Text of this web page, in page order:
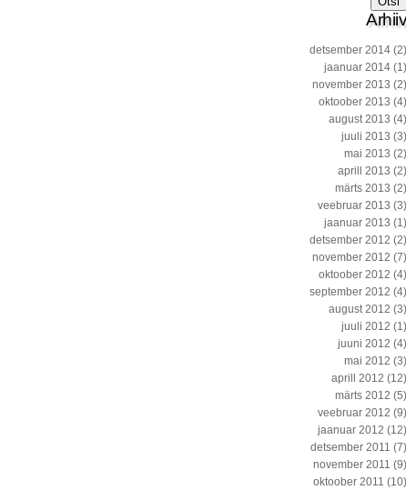
Arhiiv
detsember 2014 (2)
jaanuar 2014 (1)
november 2013 (2)
oktoober 2013 (4)
august 2013 (4)
juuli 2013 (3)
mai 2013 (2)
aprill 2013 (2)
märts 2013 (2)
veebruar 2013 (3)
jaanuar 2013 (1)
detsember 2012 (2)
november 2012 (7)
oktoober 2012 (4)
september 2012 (4)
august 2012 (3)
juuli 2012 (1)
juuni 2012 (4)
mai 2012 (3)
aprill 2012 (12)
märts 2012 (5)
veebruar 2012 (9)
jaanuar 2012 (12)
detsember 2011 (7)
november 2011 (9)
oktoober 2011 (10)